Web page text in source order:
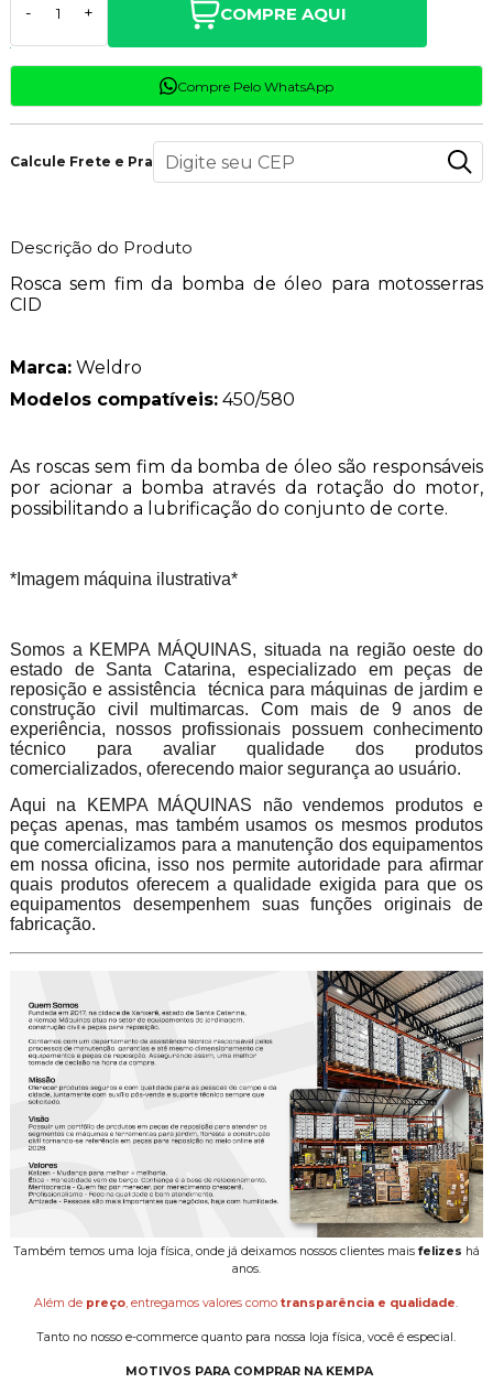
- + COMPRE AQUI
Compre Pelo WhatsApp
Calcule Frete e Prazo
Descrição do Produto
Rosca sem fim da bomba de óleo para motosserras
CID
Marca:Weldro
Modelos compatíveis:450/580
As roscas sem fim da bomba de óleo são responsáveis
por acionar a bomba através da rotação do motor,
possibilitando a lubrificação do conjunto de corte.
*Imagem máquina ilustrativa*
Somos a KEMPA MÁQUINAS, situada na região oeste do
estado de Santa Catarina, especializado em peças de
reposição e assistência técnica para máquinas de jardim e
construção civil multimarcas. Com mais de 9 anos de
experiência, nossos profissionais possuem conhecimento
técnico para avaliar qualidade dos produtos
comercializados, oferecendo maior segurança ao usuário.
Aqui na KEMPA MÁQUINAS não vendemos produtos e
peças apenas, mas também usamos os mesmos produtos
que comercializamos para a manutenção dos equipamentos
em nossa oficina, isso nos permite autoridade para afirmar
quais produtos oferecem a qualidade exigida para que os
equipamentos desempenhem suas funções originais de
fabricação.
Também temos uma loja física, onde já deixamos nossos clientes mais felizes há
anos.
Além de preço, entregamos valores comotransparência e qualidade.
Tanto no nosso e-commerce quanto para nossa loja física, você é especial.
MOTIVOS PARA COMPRAR NA KEMPA